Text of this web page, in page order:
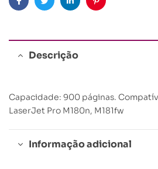
FacebookTwitterLinkedinPinterest
Descrição
Capacidade: 900 páginas.
LaserJet Pro M180n, M181fw
Informação adicional